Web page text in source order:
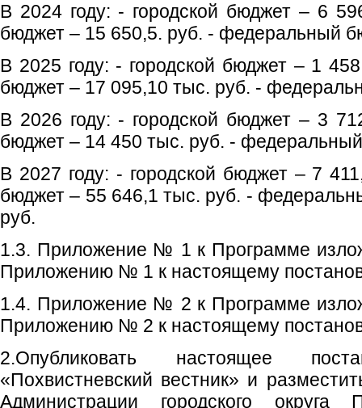
В 2024 году: - городской бюджет – 6
бюджет – 15 650,5. руб. - федеральный
В 2025 году: - городской бюджет – 1
бюджет – 17 095,10 тыс. руб. -
В 2026 году: - городской бюджет – 3
бюджет – 14 450 тыс. руб. -
В 2027 году: - городской бюджет – 7
бюджет – 55 646,1 тыс. руб. -
руб.
1.3. Приложение № 1 к Программе
Приложению № 1 к настоящему
1.4. Приложение № 2 к Программе
Приложению № 2 к настоящему
2.Опубликовать настоящее
«Похвистневский вестник» и
Администрации городского округа